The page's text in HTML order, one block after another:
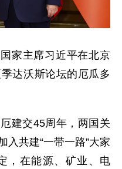
家主席习近平在北京
达沃斯论坛的厄瓜多
建交45周年，两国关
入共建“一带一路”大家
，在能源、矿业、电